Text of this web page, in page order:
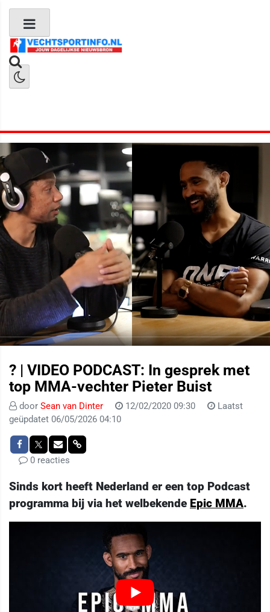
? | VIDEO PODCAST: In gesprek met
top MMA-vechter Pieter Buist
door Sean van Dinter 12/02/2020 09:30
Laatst
geüpdatet 06/05/2026 04:10
0 reacties
Sinds kort heeft Nederland er een top Podcast
programma bij via het welbekende Epic MMA.